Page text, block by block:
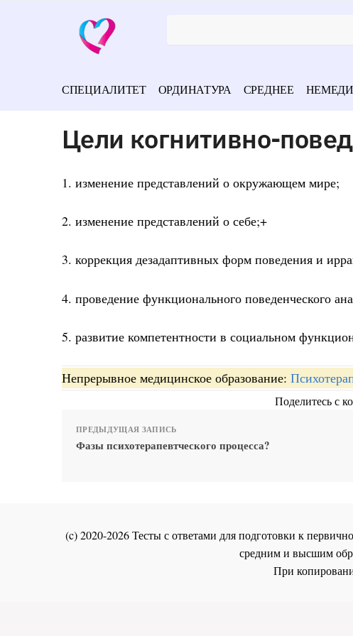
СПЕЦИАЛИТЕТ ОРДИНАТУРА СРЕДНЕЕ
Цели когнитивно-
1. изменение представлений о окружающем мире;
2. изменение представлений о себе;+
3. коррекция дезадаптивных форм поведения и
4. проведение функционального поведенческого
5. развитие компетентности в социальном
Непрерывное медицинское образование:
Поделитесь с
ПРЕДЫДУЩАЯ ЗАПИСЬ
Фазы психотерапевтческого процесса?
(c) 2020-2026 Тесты с ответами для подготовки к
средним и высшим
При